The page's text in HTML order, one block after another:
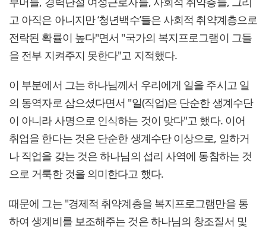
고 아직은 아니지만 ‘청년백수’들은 사회적 취약계층으로
전락된 확률이 높다"면서 "국가의 복지프로그램이 그들
을 전부 지켜주지 못한다"고 지적했다.
이 부분에서 그는 하나님께서 우리에게 일을 주시고 일
의 동역자로 삼으셨다면서 "일(직업)은 단순한 생계수단
이 아니라 사명으로 인식하는 것이 맞다"고 했다. 이어
취업을 한다는 것은 단순한 생계수단 이상으로, 일하거
나 직업을 갖는 것은 하나님의 섭리 사역에 동참하는 것
으로 거룩한 것을 의미한다고 했다.
때문에 그는 "경제적 취약계층을 복지프로그램만을 통
하여 생계비를 보조해주는 것은 하나님의 창조질서 및